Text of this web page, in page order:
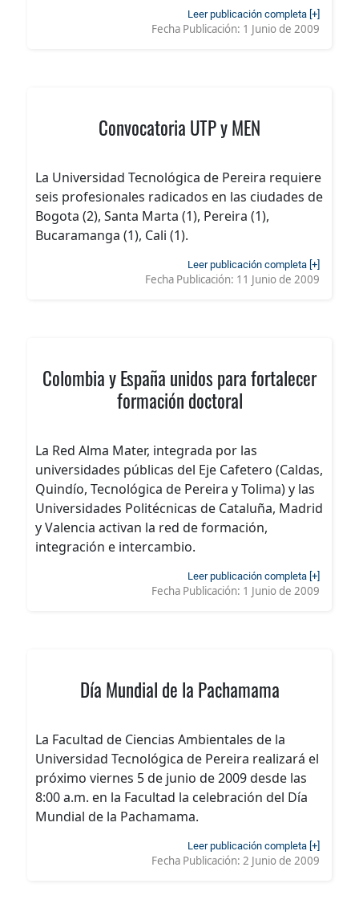
Leer publicación completa [+]
Fecha Publicación: 1 Junio de 2009
Convocatoria UTP y MEN
La Universidad Tecnológica de Pereira requiere
seis profesionales radicados en las ciudades de
Bogota (2), Santa Marta (1), Pereira (1),
Bucaramanga (1), Cali (1).
Leer publicación completa [+]
Fecha Publicación: 11 Junio de 2009
Colombia y España unidos para fortalecer
formación doctoral
La Red Alma Mater, integrada por las
universidades públicas del Eje Cafetero (Caldas,
Quindío, Tecnológica de Pereira y Tolima) y las
Universidades Politécnicas de Cataluña, Madrid
y Valencia activan la red de formación,
integración e intercambio.
Leer publicación completa [+]
Fecha Publicación: 1 Junio de 2009
Día Mundial de la Pachamama
La Facultad de Ciencias Ambientales de la
Universidad Tecnológica de Pereira realizará el
próximo viernes 5 de junio de 2009 desde las
8:00 a.m. en la Facultad la celebración del Día
Mundial de la Pachamama.
Leer publicación completa [+]
Fecha Publicación: 2 Junio de 2009